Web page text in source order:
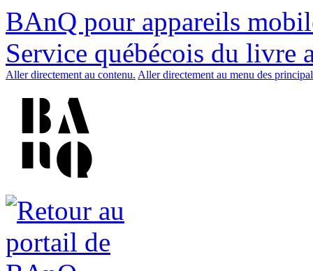
BAnQ pour appareils
Service québécois du livre
Aller directement au contenu. Aller directement au menu des